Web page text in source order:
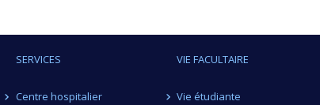
SERVICES
Centre hospitalier
VIE FACULTAIRE
Vie étudiante